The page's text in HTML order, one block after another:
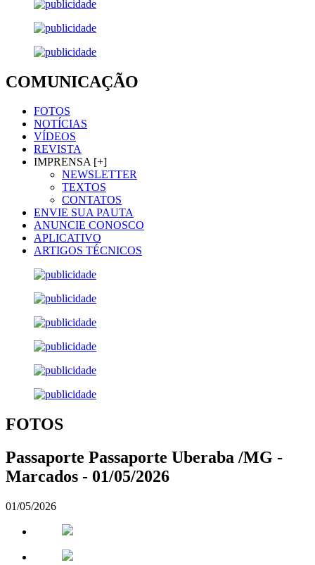
COMUNICAÇÃO
FOTOS
NOTÍCIAS
VÍDEOS
REVISTA
IMPRENSA [+]
NEWSLETTER
TEXTOS
CONTATOS
ENVIE SUA PAUTA
ANUNCIE CONOSCO
APLICATIVO
ARTIGOS TÉCNICOS
FOTOS
Passaporte Passaporte Uberaba /MG -
Marcados - 01/05/2026
01/05/2026